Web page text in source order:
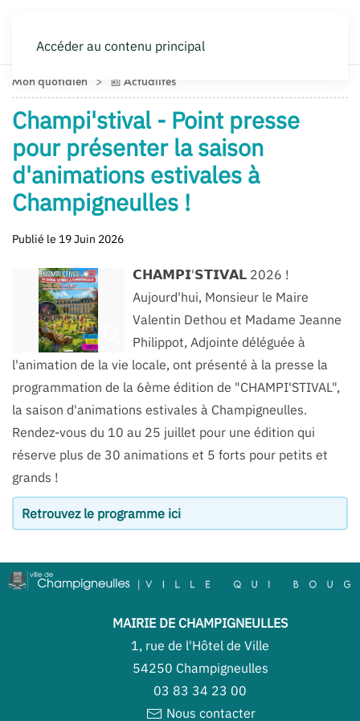
Accéder au contenu principal
Mon quotidien 📰 Actualités
Champi'stival - Point presse
pour présenter la saison
d'animations estivales à
Champigneulles !
Publié le 19 Juin 2026
𝗖𝗛𝗔𝗠𝗣𝗜'𝗦𝗧𝗜𝗩𝗔𝗟 2026 !
Aujourd'hui, Monsieur le Maire
Valentin Dethou et Madame Jeanne
Philippot, Adjointe déléguée à
l'animation de la vie locale, ont présenté à la presse la
programmation de la 6ème édition de "CHAMPI'STIVAL",
la saison d'animations estivales à Champigneulles.
Rendez-vous du 10 au 25 juillet pour une édition qui
réserve plus de 30 animations et 5 forts pour petits et
grands !
Retrouvez le programme ici
MAIRIE DE CHAMPIGNEULLES
1, rue de l'Hôtel de Ville
54250 Champigneulles
03 83 34 23 00
Nous contacter